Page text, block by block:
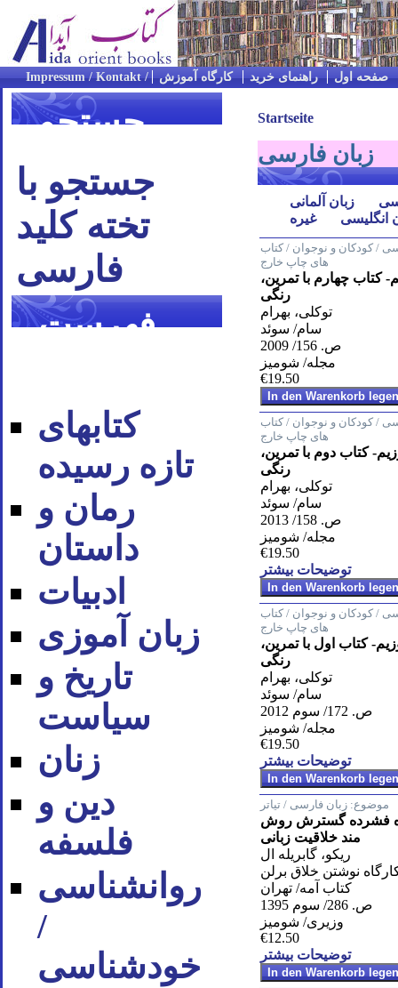
صفحه اول راهنمای خرید کارگاه آموزش
جستجو
جستجو با
تخته کلید
فارسی
فهرست
کتابهای
تازه رسیده
رمان و
داستان
ادبیات
زبان آموزی
تاریخ و
سیاست
زنان
دین و
فلسفه
روان‪شناسی
/
خودشناسی
Startseite
زبان فارسی
زبان آلمانی
انگلیسی
غیره
/ کودکان و نوجوان / کتاب
های چاپ خارج
کتاب چهارم با تمرین،
رنگی
توکلی، بهرام
سام/ سوئد
ص. 156/ 2009
مجله/ شومیز
€19.50
/ کودکان و نوجوان / کتاب
های چاپ خارج
کتاب دوم با تمرین،
رنگی
توکلی، بهرام
سام/ سوئد
ص. 158/ 2013
مجله/ شومیز
€19.50
توضیحات بیشتر
/ کودکان و نوجوان / کتاب
های چاپ خارج
کتاب اول با تمرین،
رنگی
توکلی، بهرام
سام/ سوئد
ص. 172/ سوم 2012
مجله/ شومیز
€19.50
توضیحات بیشتر
موضوع: زبان فارسی / تیاتر
فشرده گسترش روش
مند خلاقیت زبانی
ریكو، گابریله ال
نوشتن خلاق برلن
كتاب آمه/ تهران
ص. 286/ سوم 1395
وزیری/ شومیز
€12.50
توضیحات بیشتر